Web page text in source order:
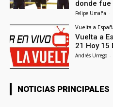
donde fue
Felipe Umaña -
Vuelta a
Vuelta a
21 Hoy 15
Andrés Urrego -
NOTICIAS PRINCIPALES